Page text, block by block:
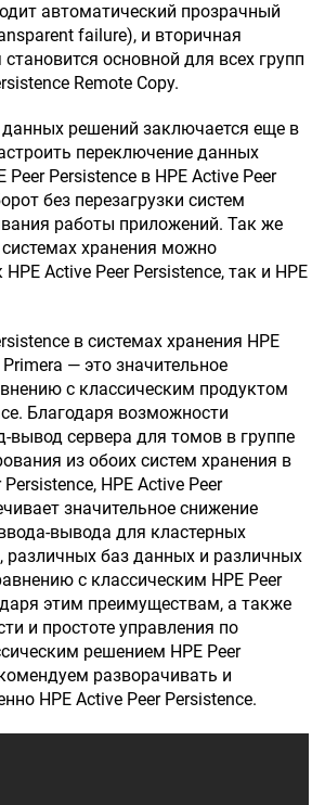
автоматический прозрачный
failure), и вторичная
основной для всех групп
Remote Copy.
данных решений заключается еще в
переключение данных
Peer Persistence в HPE Active Peer
без перезагрузки систем
работы приложений. Так же
хранения можно
Active Peer Persistence, так и HPE
в системах хранения HPE
— это значительное
с классическим продуктом
Благодаря возможности
вывод сервера для томов в группе
из обоих систем хранения в
HPE Active Peer
значительное снижение
вывода для кластерных
различных баз данных и различных
с классическим HPE Peer
этим преимуществам, а также
и простоте управления по
решением HPE Peer
разворачивать и
HPE Active Peer Persistence.